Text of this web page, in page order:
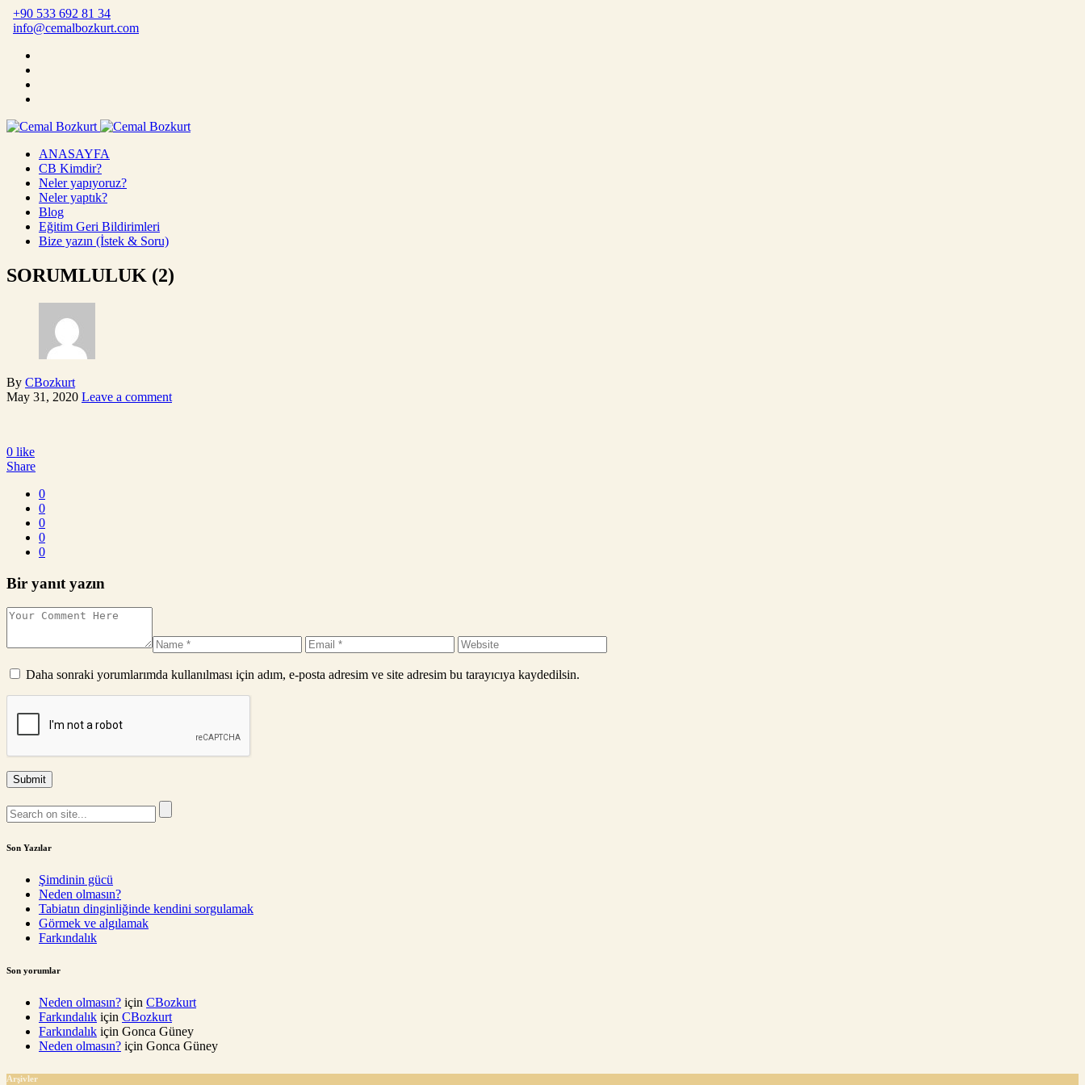
+90 533 692 81 34
info@cemalbozkurt.com
ANASAYFA
CB Kimdir?
Neler yapıyoruz?
Neler yaptık?
Blog
Eğitim Geri Bildirimleri
Bize yazın (İstek & Soru)
SORUMLULUK (2)
By CBozkurt
May 31, 2020 Leave a comment
0 like
Share
0
0
0
0
0
Bir yanıt yazın
Daha sonraki yorumlarımda kullanılması için adım, e-posta adresim ve site adresim bu tarayıcıya kaydedilsin.
Son Yazılar
Şimdinin gücü
Neden olmasın?
Tabiatın dinginliğinde kendini sorgulamak
Görmek ve algılamak
Farkındalık
Son yorumlar
Neden olmasın? için CBozkurt
Farkındalık için CBozkurt
Farkındalık için Gonca Güney
Neden olmasın? için Gonca Güney
Arşivler